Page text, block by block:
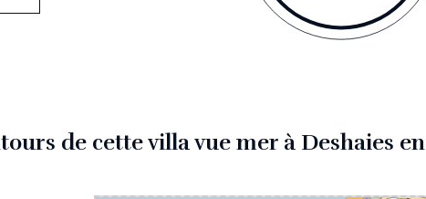
de cette villa vue mer à Deshaies en